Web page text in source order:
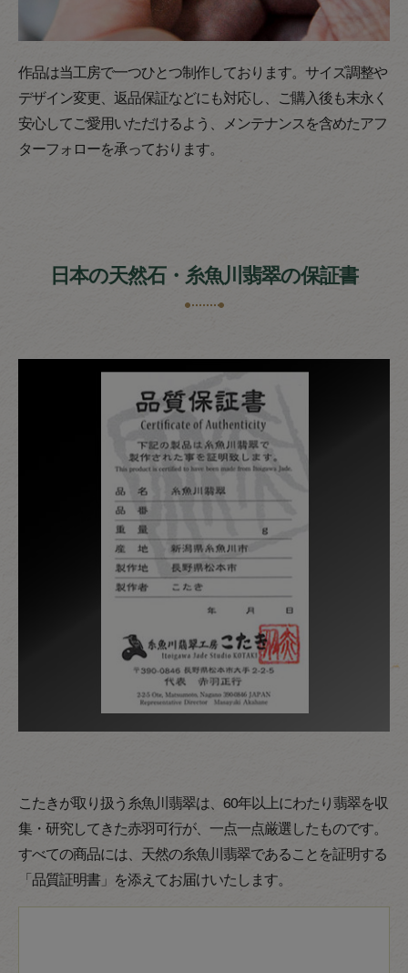
作品は当工房で一つひとつ制作しております。サイズ調整や
デザイン変更、返品保証などにも対応し、ご購入後も末永く
安心してご愛用いただけるよう、メンテナンスを含めたアフ
ターフォローを承っております。
日本の天然石・糸魚川翡翠の保証書
こたきが取り扱う糸魚川翡翠は、60年以上にわたり翡翠を収
集・研究してきた赤羽可行が、一点一点厳選したものです。
すべての商品には、天然の糸魚川翡翠であることを証明する
「品質証明書」を添えてお届けいたします。